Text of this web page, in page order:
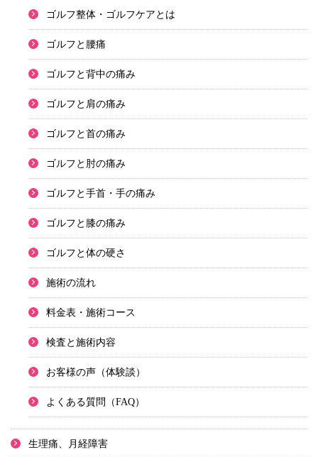
ゴルフ整体・ゴルフケアとは
ゴルフと腰痛
ゴルフと背中の痛み
ゴルフと肩の痛み
ゴルフと首の痛み
ゴルフと肘の痛み
ゴルフと手首・手の痛み
ゴルフと膝の痛み
ゴルフと体の硬さ
施術の流れ
料金表・施術コース
検査と施術内容
お客様の声（体験談）
よくある質問（FAQ）
生理痛、月経障害